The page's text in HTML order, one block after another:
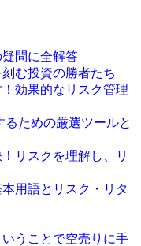
問に全解答
む投資の勝者たち
効果的なリスク管理
ための厳選ツールと
リスクを理解し、リ
用語とリスク・リタ
いうことで空売りに手